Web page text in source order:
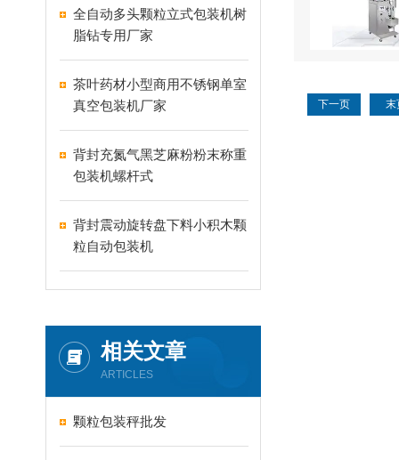
全自动多头颗粒立式包装机树
脂钻专用厂家
茶叶药材小型商用不锈钢单室
真空包装机厂家
背封充氮气黑芝麻粉粉末称重
包装机螺杆式
背封震动旋转盘下料小积木颗
粒自动包装机
相关文章
ARTICLES
颗粒包装秤批发
下一页 末